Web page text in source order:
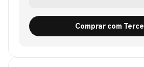
Comprar com